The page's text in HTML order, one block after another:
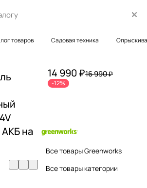
товаров Садовая техника
на
14 990 ₽16 990 ₽
-12%
Все товары Greenworks
Все товары категории